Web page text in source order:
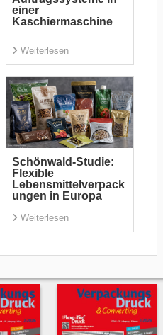
einer
Kaschiermaschine
Weiterlesen
Schönwald-Studie:
Flexible
Lebensmittelverpack
ungen in Europa
Weiterlesen